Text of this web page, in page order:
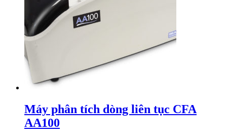
Máy phân tích dòng liên tục CFA
AA100